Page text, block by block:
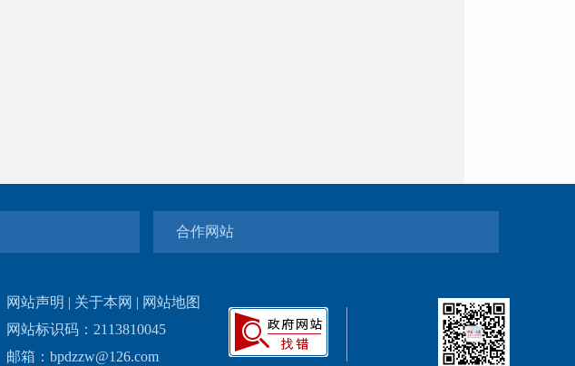
合作网站
网站声明 | 关于本网 | 网站地图
网站标识码：2113810045
邮箱：bpdzzw@126.com